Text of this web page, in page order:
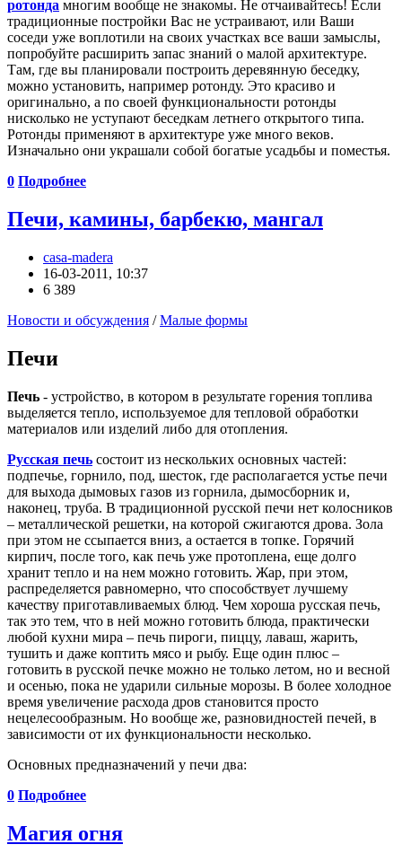
ротонда многим вообще не знакомы. Не отчаивайтесь! Если
традиционные постройки Вас не устраивают, или Ваши
соседи уже воплотили на своих участках все ваши замыслы,
попробуйте расширить запас знаний о малой архитектуре.
Там, где вы планировали построить деревянную беседку,
можно установить, например ротонду. Это красиво и
оригинально, а по своей функциональности ротонды
нисколько не уступают беседкам летнего открытого типа.
Ротонды применяют в архитектуре уже много веков.
Изначально они украшали собой богатые усадьбы и поместья.
0 Подробнее
Печи, камины, барбекю, мангал
casa-madera
16-03-2011, 10:37
6 389
Новости и обсуждения /Малые формы
Печи
Печь - устройство, в котором в результате горения топлива
выделяется тепло, используемое для тепловой обработки
материалов или изделий либо для отопления.
Русская печь состоит из нескольких основных частей:
подпечье, горнило, под, шесток, где располагается устье печи
для выхода дымовых газов из горнила, дымосборник и,
наконец, труба. В традиционной русской печи нет колосников
– металлической решетки, на которой сжигаются дрова. Зола
при этом не ссыпается вниз, а остается в топке. Горячий
кирпич, после того, как печь уже протоплена, еще долго
хранит тепло и на нем можно готовить. Жар, при этом,
распределяется равномерно, что способствует лучшему
качеству приготавливаемых блюд. Чем хороша русская печь,
так это тем, что в ней можно готовить блюда, практически
любой кухни мира – печь пироги, пиццу, лаваш, жарить,
тушить и даже коптить мясо и рыбу. Еще один плюс –
готовить в русской печке можно не только летом, но и весной
и осенью, пока не ударили сильные морозы. В более холодное
время увеличение расхода дров становится просто
нецелесообразным. Но вообще же, разновидностей печей, в
зависимости от их функциональности несколько.
Основных предназначений у печи два:
0 Подробнее
Магия огня